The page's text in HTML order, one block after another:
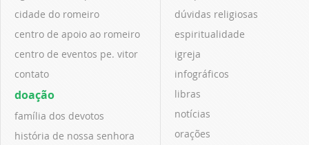
cidade do romeiro
centro de apoio ao romeiro
centro de eventos pe. vitor
contato
doação
família dos devotos
história de nossa senhora
dúvidas religiosas
espiritualidade
igreja
infográficos
libras
notícias
orações